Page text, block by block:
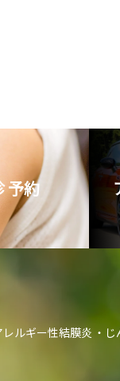
予約
レルギー性結膜炎